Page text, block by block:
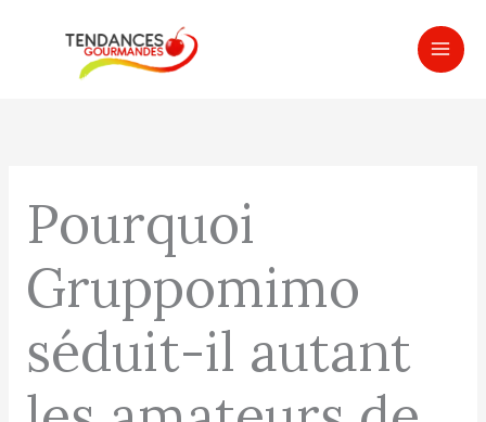
Pourquoi
Gruppomimo
séduit-il autant